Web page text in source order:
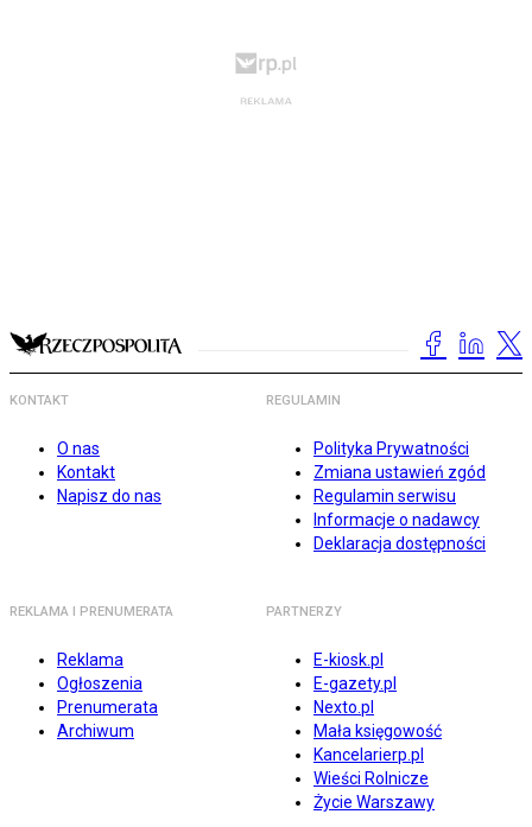
KONTAKT
O nas
Kontakt
Napisz do nas
REGULAMIN
Polityka Prywatności
Zmiana ustawień zgód
Regulamin serwisu
Informacje o nadawcy
Deklaracja dostępności
REKLAMA I PRENUMERATA
Reklama
Ogłoszenia
Prenumerata
Archiwum
PARTNERZY
E-kiosk.pl
E-gazety.pl
Nexto.pl
Mała księgowość
Kancelarierp.pl
Wieści Rolnicze
Życie Warszawy